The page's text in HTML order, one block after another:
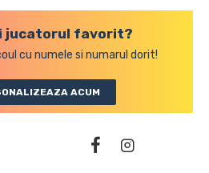
jucatorul favorit?
cu numele si numarul dorit!
ACUM